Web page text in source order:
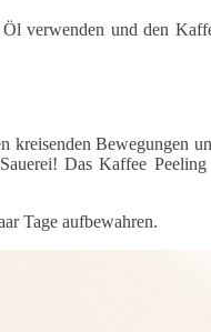
verwenden und den
Bewegungen
Das Kaffee
Tage aufbewahren.